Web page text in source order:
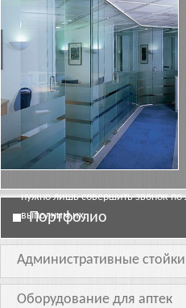
нужно лишь совершить звонок
выполним их.
Портфолио
Административные стойки
Оборудование для аптек